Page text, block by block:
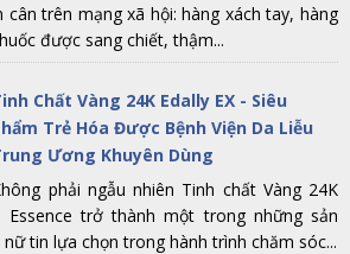
trên mạng xã hội: hàng xách tay, hàng
được sang chiết, thậm...
Chất Vàng 24K Edally EX - Siêu
Trẻ Hóa Được Bệnh Viện Da Liễu
Ương Khuyên Dùng
phải ngẫu nhiên Tinh chất Vàng 24K
Essence trở thành một trong những sản
tin lựa chọn trong hành trình chăm sóc...